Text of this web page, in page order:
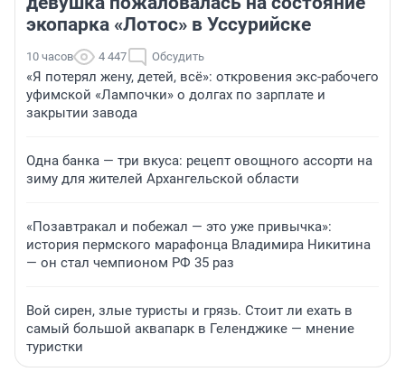
экопарка «Лотос» в Уссурийске
10 часов 4 447 Обсудить
«Я потерял жену, детей, всё»: откровения экс-рабочего
уфимской «Лампочки» о долгах по зарплате и
закрытии завода
Одна банка — три вкуса: рецепт овощного ассорти на
зиму для жителей Архангельской области
«Позавтракал и побежал — это уже привычка»:
история пермского марафонца Владимира Никитина
— он стал чемпионом РФ 35 раз
Вой сирен, злые туристы и грязь. Стоит ли ехать в
самый большой аквапарк в Геленджике — мнение
туристки